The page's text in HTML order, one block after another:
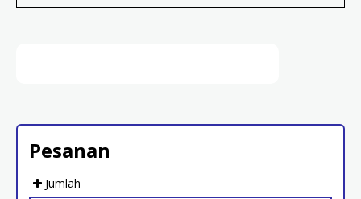
Pesanan
Jumlah